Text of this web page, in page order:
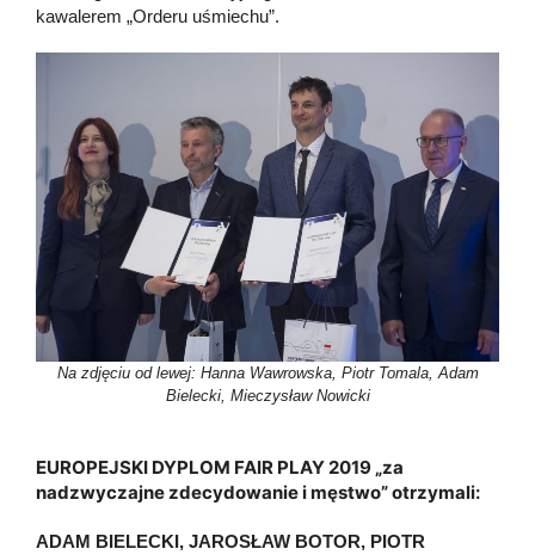
kawalerem „Orderu uśmiechu”.
Na zdjęciu od lewej: Hanna Wawrowska, Piotr Tomala, Adam
Bielecki, Mieczysław Nowicki
EUROPEJSKI DYPLOM FAIR PLAY 2019 „za
nadzwyczajne zdecydowanie i męstwo” otrzymali:
ADAM BIELECKI, JAROSŁAW BOTOR, PIOTR